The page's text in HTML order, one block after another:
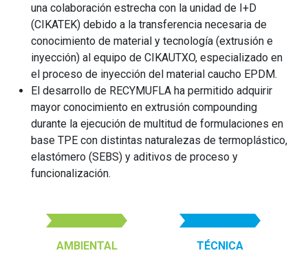
una colaboración estrecha con la unidad de I+D
(CIKATEK) debido a la transferencia necesaria de
conocimiento de material y tecnología (extrusión e
inyección) al equipo de CIKAUTXO, especializado en
el proceso de inyección del material caucho EPDM.
El desarrollo de RECYMUFLA ha permitido adquirir
mayor conocimiento en extrusión compounding
durante la ejecución de multitud de formulaciones en
base TPE con distintas naturalezas de termoplástico,
elastómero (SEBS) y aditivos de proceso y
funcionalización.
AMBIENTAL TÉCNICA